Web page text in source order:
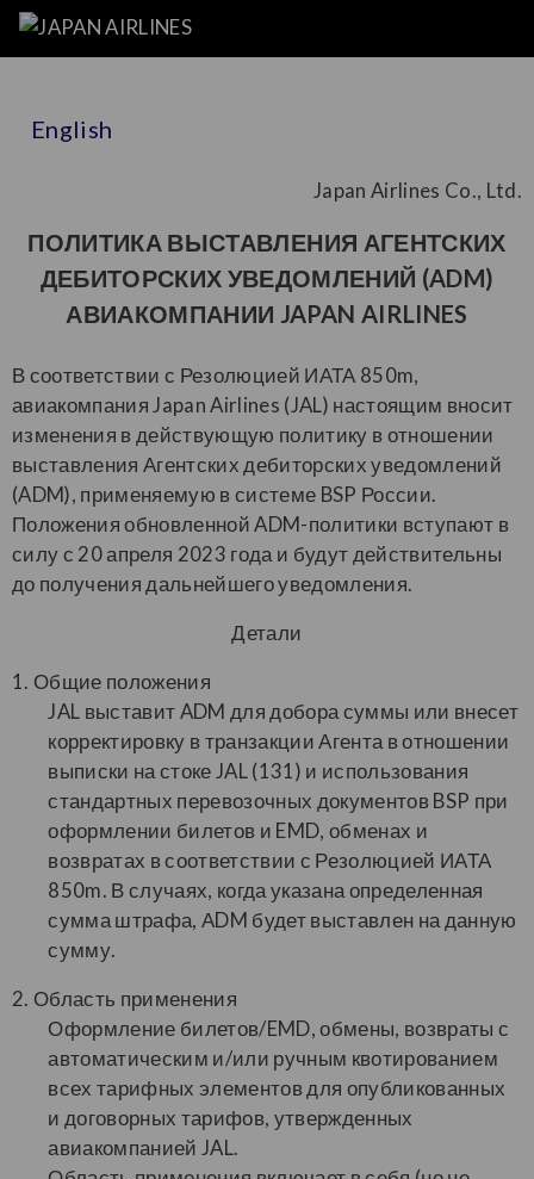
English
Japan Airlines Co., Ltd.
ПОЛИТИКА ВЫСТАВЛЕНИЯ АГЕНТСКИХ
ДЕБИТОРСКИХ УВЕДОМЛЕНИЙ (ADM)
АВИАКОМПАНИИ JAPAN AIRLINES
В соответствии с Резолюцией ИАТА 850m,
авиакомпания Japan Airlines (JAL) настоящим вносит
изменения в действующую политику в отношении
выставления Агентских дебиторских уведомлений
(ADM), применяемую в системе BSP России.
Положения обновленной ADM-политики вступают в
силу с 20 апреля 2023 года и будут действительны
до получения дальнейшего уведомления.
Детали
1. Общие положения
JAL выставит ADM для добора суммы или внесет
корректировку в транзакции Агента в отношении
выписки на стоке JAL (131) и использования
стандартных перевозочных документов BSP при
оформлении билетов и EMD, обменах и
возвратах в соответствии с Резолюцией ИАТА
850m. В случаях, когда указана определенная
сумма штрафа, АDM будет выставлен на данную
сумму.
2. Область применения
Оформление билетов/EMD, обмены, возвраты с
автоматическим и/или ручным квотированием
всех тарифных элементов для опубликованных
и договорных тарифов, утвержденных
авиакомпанией JAL.